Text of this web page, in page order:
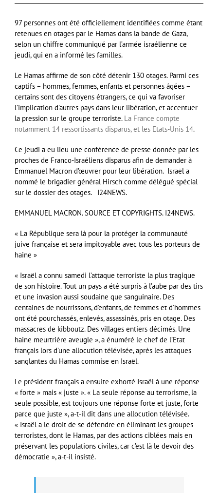
97 personnes ont été officiellement identifiées comme étant
retenues en otages par le Hamas dans la bande de Gaza,
selon un chiffre communiqué par l’armée israélienne ce
jeudi, qui en a informé les familles.
Le Hamas affirme de son côté détenir 130 otages. Parmi ces
captifs – hommes, femmes, enfants et personnes âgées –
certains sont des citoyens étrangers, ce qui va favoriser
l’implication d’autres pays dans leur libération, et accentuer
la pression sur le groupe terroriste. La France compte
notamment 14 ressortissants disparus, et les Etats-Unis 14.
Ce jeudi a eu lieu une conférence de presse donnée par les
proches de Franco-Israéliens disparus afin de demander à
Emmanuel Macron d’œuvrer pour leur libération. Israël a
nommé le brigadier général Hirsch comme délégué spécial
sur le dossier des otages. I24NEWS.
EMMANUEL MACRON. SOURCE ET COPYRIGHTS. I24NEWS.
« La République sera là pour la protéger la communauté
juive française et sera impitoyable avec tous les porteurs de
haine »
« Israël a connu samedi l’attaque terroriste la plus tragique
de son histoire. Tout un pays a été surpris à l’aube par des tirs
et une invasion aussi soudaine que sanguinaire. Des
centaines de nourrissons, d’enfants, de femmes et d’hommes
ont été pourchassés, enlevés, assassinés, pris en otage. Des
massacres de kibboutz. Des villages entiers décimés. Une
haine meurtrière aveugle », a énuméré le chef de l’Etat
français lors d’une allocution télévisée, après les attaques
sanglantes du Hamas commise en Israël.
Le président français a ensuite exhorté Israël à une réponse
« forte » mais « juste ». « La seule réponse au terrorisme, la
seule possible, est toujours une réponse forte et juste, forte
parce que juste », a-t-il dit dans une allocution télévisée.
« Israël a le droit de se défendre en éliminant les groupes
terroristes, dont le Hamas, par des actions ciblées mais en
préservant les populations civiles, car c’est là le devoir des
démocratie », a-t-il insisté.